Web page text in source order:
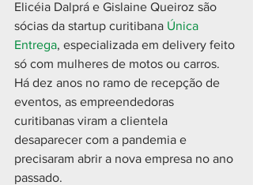
Elicéia Dalprá e Gislaine Queiroz são
sócias da startup curitibana Única
Entrega, especializada em delivery feito
só com mulheres de motos ou carros.
Há dez anos no ramo de recepção de
eventos, as empreendedoras
curitibanas viram a clientela
desaparecer com a pandemia e
precisaram abrir a nova empresa no ano
passado.